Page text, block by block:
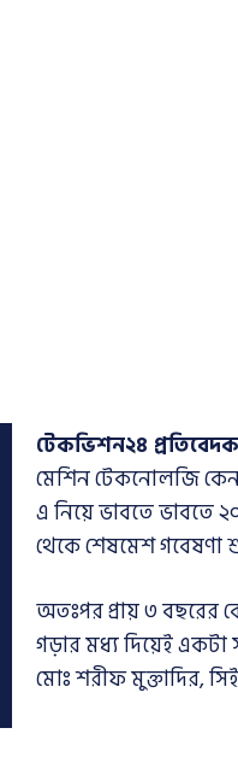
টেকভিশন২৪
মেশিন টেকনোলজি কেন
এ নিয়ে ভাবতে ভাবতে
থেকে শেষমেশ গবেষণা
অতঃপর প্রায় ৩ বছরের
গড়ার মধ্য দিয়েই
মোঃ শরীফ মুক্তাদির,